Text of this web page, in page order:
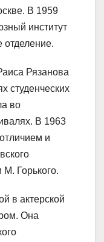
В 1959
институт
отделение.
Рязанова
студенческих
во
В 1963
и
М. Горького.
в актерской
Она